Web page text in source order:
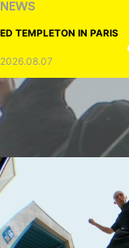
NEWS
ED TEMPLETON IN PARIS
2026.08.07